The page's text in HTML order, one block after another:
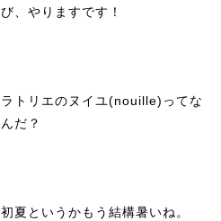
び、やりますです！
ラトリエのヌイユ(nouille)ってな
んだ？
初夏というかもう結構暑いね。